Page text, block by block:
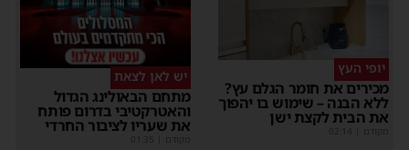
יופי העץ
מכירים את חומר הגלם עץ?
ללא הבנה – שימוש בו יהפוך
את הבית לקצת ישן
מקודם
יש לאן לצאת
מתחם הבאולינג הגדול
והאטרקטיבי בדרום פותח
את שעריו לציבור החרדי
מקודם